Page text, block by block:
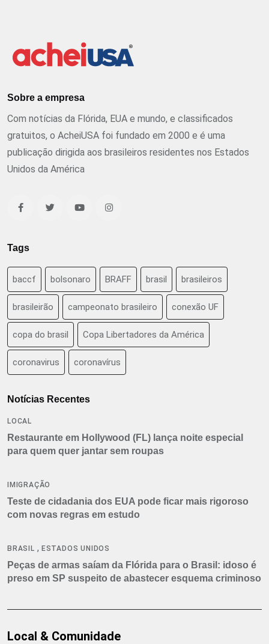
Sobre a empresa
Com notícias da Flórida, EUA e mundo, e classificados
gratuitos, o AcheiUSA foi fundado em 2000 e é uma
publicação dirigida aos brasileiros residentes nos Estados
Unidos da América
Tags
baccf bolsonaro BRAFF brasil brasileiros
brasileirão campeonato brasileiro conexão UF
copa do brasil Copa Libertadores da América
coronavirus coronavírus
Notícias Recentes
LOCAL
Restaurante em Hollywood (FL) lança noite especial
para quem quer jantar sem roupas
IMIGRAÇÃO
Teste de cidadania dos EUA pode ficar mais rigoroso
com novas regras em estudo
BRASIL , ESTADOS UNIDOS
Peças de armas saíam da Flórida para o Brasil: idoso é
preso em SP suspeito de abastecer esquema criminoso
Local & Comunidade